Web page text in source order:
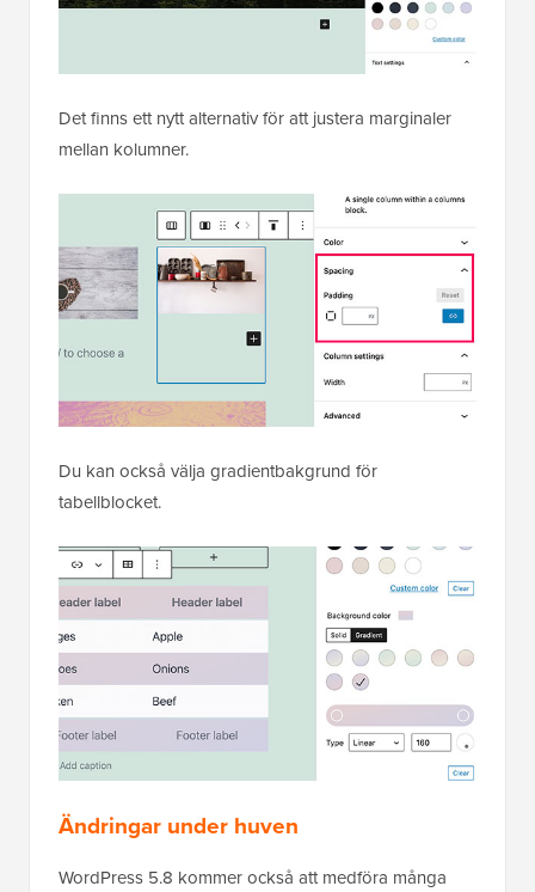
Det finns ett nytt alternativ för att justera marginaler
mellan kolumner.
Du kan också välja gradientbakgrund för
tabellblocket.
Ändringar under huven
WordPress 5.8 kommer också att medföra många